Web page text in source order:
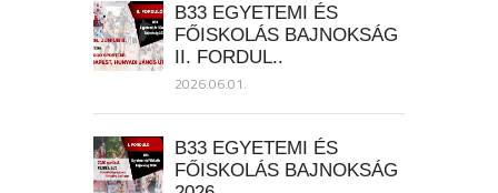
B33 EGYETEMI ÉS
FŐISKOLÁS BAJNOKSÁG
II. FORDUL..
2026.06.01.
B33 EGYETEMI ÉS
FŐISKOLÁS BAJNOKSÁG